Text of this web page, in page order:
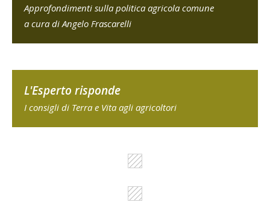
Approfondimenti sulla politica agricola comune
a cura di Angelo Frascarelli
L'Esperto risponde
I consigli di Terra e Vita agli agricoltori